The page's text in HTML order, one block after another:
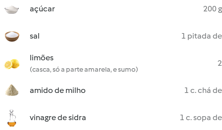
açúcar 200 g
sal 1 pitada de
limões
(casca, só a parte amarela, e sumo)
2
amido de milho 1 c. chá de
vinagre de sidra 1 c. sopa de